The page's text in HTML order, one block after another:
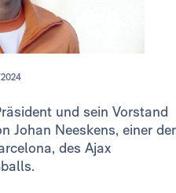
und sein Vorstand
Johan Neeskens, einer der
des Ajax